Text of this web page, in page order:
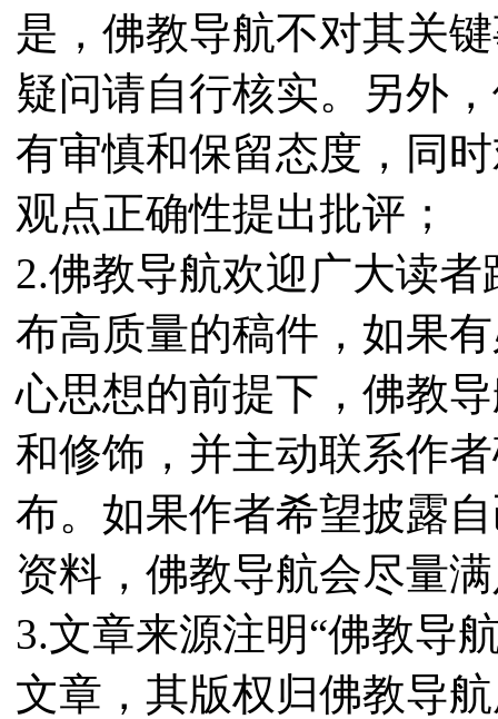
是，佛教导航不对其关
疑问请自行核实。另外
有审慎和保留态度，同
观点正确性提出批评；
2.佛教导航欢迎广大读
布高质量的稿件，如果
心思想的前提下，佛教
和修饰，并主动联系作
布。如果作者希望披露
资料，佛教导航会尽量
3.文章来源注明“佛教导
文章，其版权归佛教导